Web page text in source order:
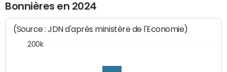
Bonnières en 2024
(Source : JDN d'après ministère de l'Economie)
200k